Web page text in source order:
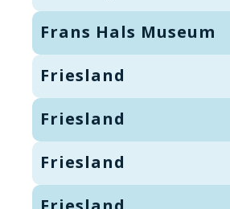
Frans Hals Museum
Friesland
Friesland
Friesland